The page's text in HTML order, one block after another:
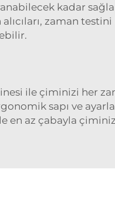
kadar
zaman
ile çiminizi her
sapı ve
en az çabayla